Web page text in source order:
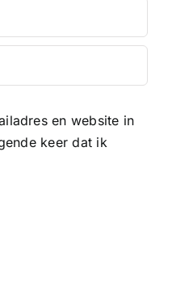
en website in
keer dat ik